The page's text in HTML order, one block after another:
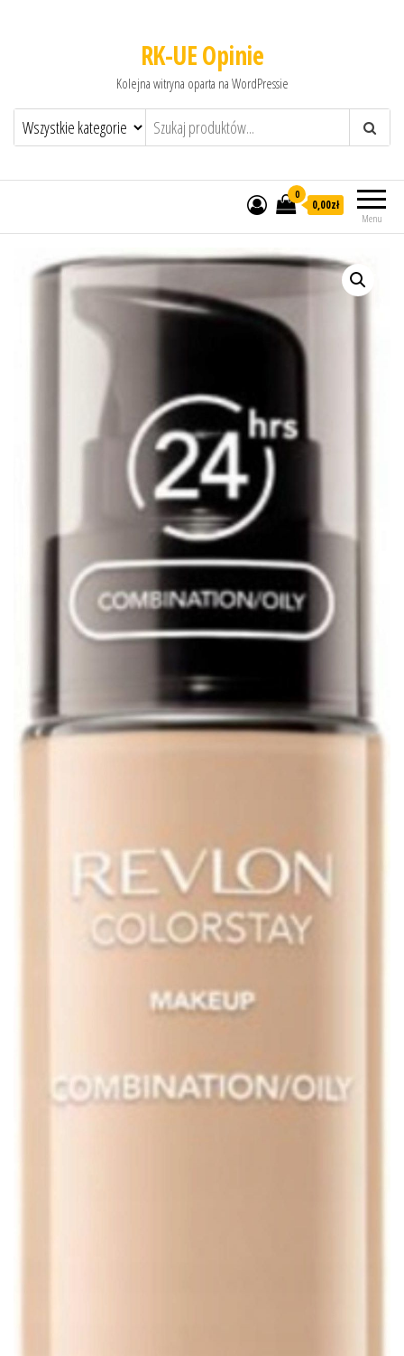
RK-UE Opinie
Kolejna witryna oparta na WordPressie
Menu
0
0,00zł